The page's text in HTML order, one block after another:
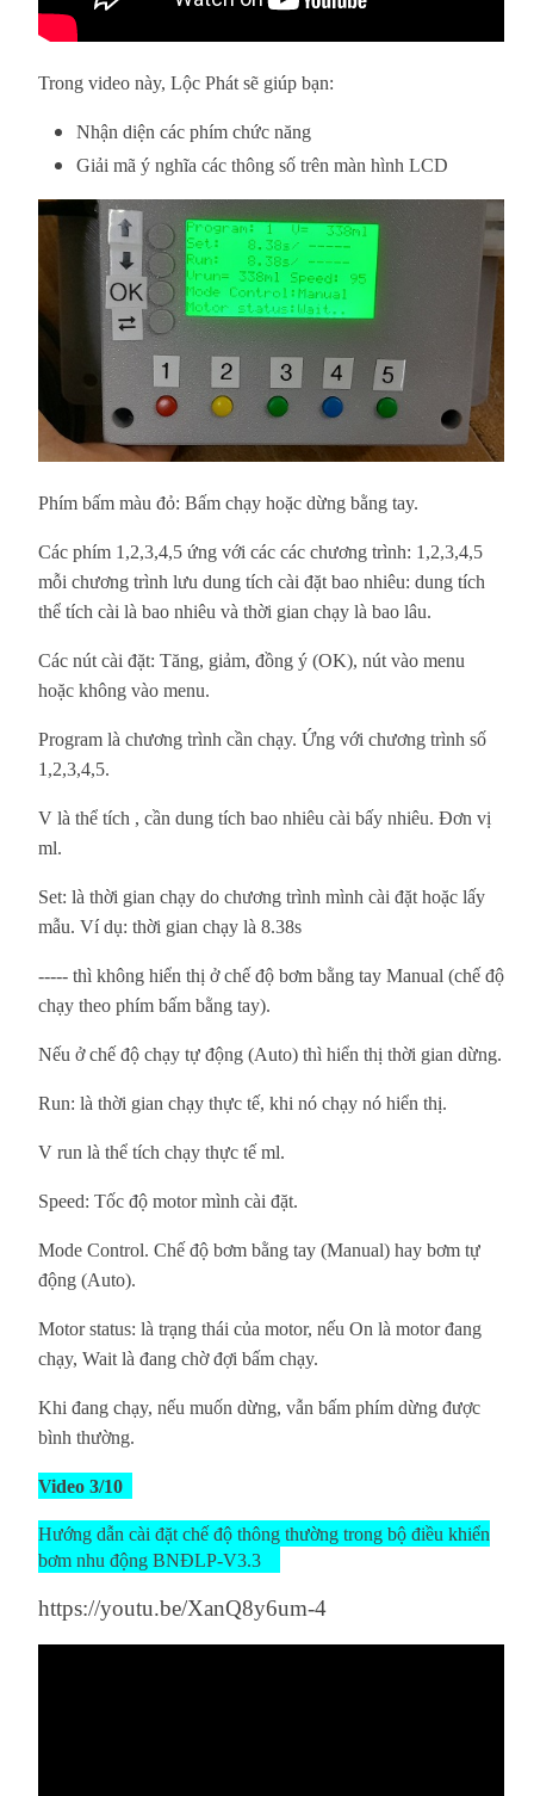
Trong video này, Lộc Phát sẽ giúp bạn:
Nhận diện các phím chức năng
Giải mã ý nghĩa các thông số trên màn hình LCD
Phím bấm màu đỏ: Bấm chạy hoặc dừng bằng tay.
Các phím 1,2,3,4,5 ứng với các các chương trình: 1,2,3,4,5
mỗi chương trình lưu dung tích cài đặt bao nhiêu: dung tích
thể tích cài là bao nhiêu và thời gian chạy là bao lâu.
Các nút cài đặt: Tăng, giảm, đồng ý (OK), nút vào menu
hoặc không vào menu.
Program là chương trình cần chạy. Ứng với chương trình số
1,2,3,4,5.
V là thể tích , cần dung tích bao nhiêu cài bấy nhiêu. Đơn vị
ml.
Set: là thời gian chạy do chương trình mình cài đặt hoặc lấy
mẫu. Ví dụ: thời gian chạy là 8.38s
----- thì không hiển thị ở chế độ bơm bằng tay Manual (chế độ
chạy theo phím bấm bằng tay).
Nếu ở chế độ chạy tự động (Auto) thì hiển thị thời gian dừng.
Run: là thời gian chạy thực tế, khi nó chạy nó hiển thị.
V run là thể tích chạy thực tế ml.
Speed: Tốc độ motor mình cài đặt.
Mode Control. Chế độ bơm bằng tay (Manual) hay bơm tự
động (Auto).
Motor status: là trạng thái của motor, nếu On là motor đang
chạy, Wait là đang chờ đợi bấm chạy.
Khi đang chạy, nếu muốn dừng, vẫn bấm phím dừng được
bình thường.
Video 3/10
Hướng dẫn cài đặt chế độ thông thường trong bộ điều khiển
bơm nhu động BNĐLP-V3.3
https://youtu.be/XanQ8y6um-4